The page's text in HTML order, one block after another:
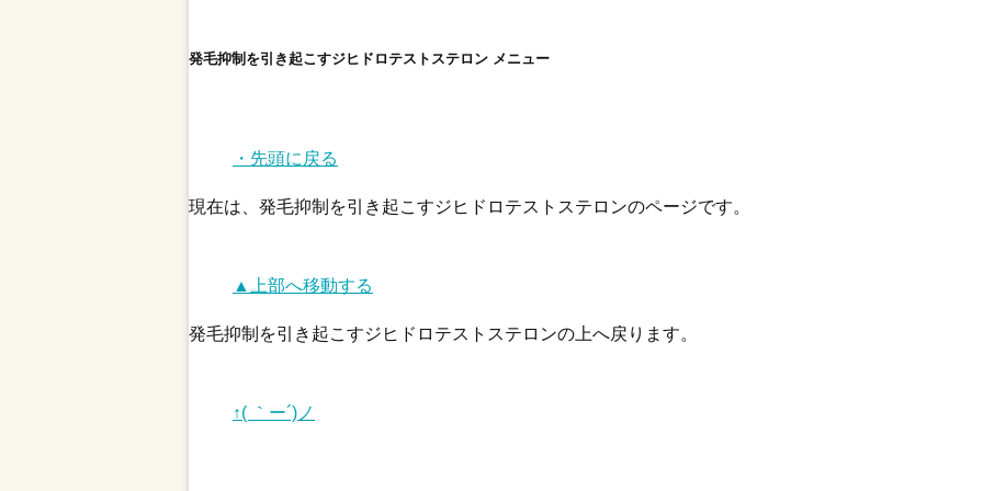
発毛抑制を引き起こすジヒドロテストステロン メニュー
・先頭に戻る
現在は、発毛抑制を引き起こすジヒドロテストステロンのページです。
▲上部へ移動する
発毛抑制を引き起こすジヒドロテストステロンの上へ戻ります。
↑( ｀ー´)ノ